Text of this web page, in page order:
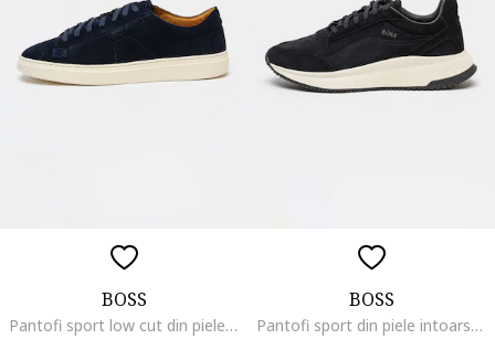
BOSS
Pantofi sport low cut din piele intoarsa cu logo discret Kieran, Bleumarin
BOSS
Pantofi sport din piele intoarsa cu detaliu logo Ttnm Evo Runn, Albastru ultramarin